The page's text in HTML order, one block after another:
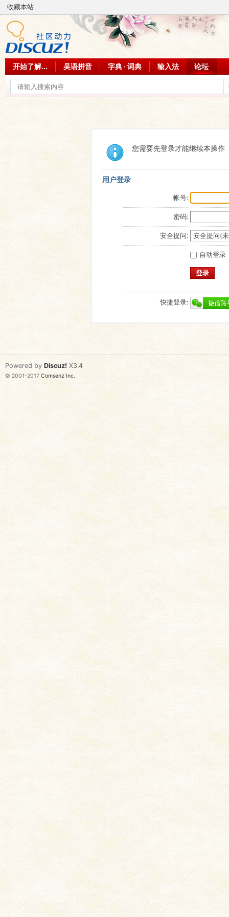
收藏本站
开始了解... 吴语拼音 字典 · 词典 输入法 论坛
您需要先登录才能继续本操作
用户登录
帐号:
密码:
安全提问:
自动登录
登录
快捷登录:
Powered by Discuz! X3.4
© 2001-2017 Comsenz Inc.